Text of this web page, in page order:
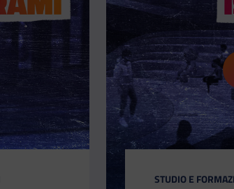
Isabella Potì – la ricetta del successo
CATEGORIA:
STUDIO E